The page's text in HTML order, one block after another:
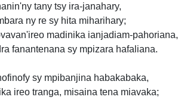
tany tsy ira-janahary,
ny re sy hita miharihary;
madinika ianjadiam-pahoriana,
fanantenana sy mpizara hafaliana.
sy mpibanjina habakabaka,
ireo tranga, misaina tena miavaka;